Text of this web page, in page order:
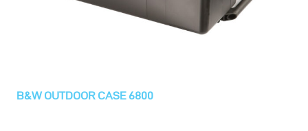
B&W OUTDOOR CASE 6800